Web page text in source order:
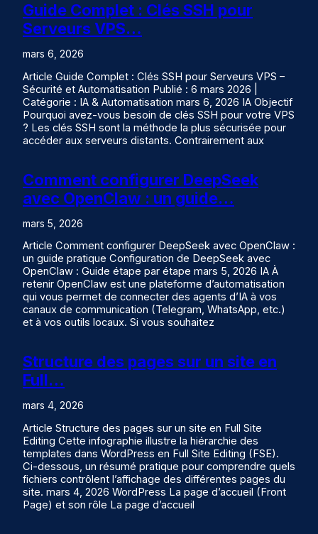
Guide Complet : Clés SSH pour
Serveurs VPS…
mars 6, 2026
Article Guide Complet : Clés SSH pour Serveurs VPS –
Sécurité et Automatisation Publié : 6 mars 2026 |
Catégorie : IA & Automatisation mars 6, 2026 IA Objectif
Pourquoi avez-vous besoin de clés SSH pour votre VPS
? Les clés SSH sont la méthode la plus sécurisée pour
accéder aux serveurs distants. Contrairement aux
Comment configurer DeepSeek
avec OpenClaw : un guide…
mars 5, 2026
Article Comment configurer DeepSeek avec OpenClaw :
un guide pratique Configuration de DeepSeek avec
OpenClaw : Guide étape par étape mars 5, 2026 IA À
retenir OpenClaw est une plateforme d’automatisation
qui vous permet de connecter des agents d’IA à vos
canaux de communication (Telegram, WhatsApp, etc.)
et à vos outils locaux. Si vous souhaitez
Structure des pages sur un site en
Full…
mars 4, 2026
Article Structure des pages sur un site en Full Site
Editing Cette infographie illustre la hiérarchie des
templates dans WordPress en Full Site Editing (FSE).
Ci-dessous, un résumé pratique pour comprendre quels
fichiers contrôlent l’affichage des différentes pages du
site. mars 4, 2026 WordPress La page d’accueil (Front
Page) et son rôle La page d’accueil